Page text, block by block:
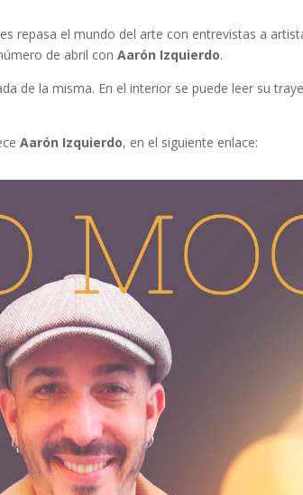
repasa el mundo del arte con entrevistas a
de abril conAarón Izquierdo.
de la misma. En el interior se puede leer su
Aarón Izquierdo, en el siguiente enlace: